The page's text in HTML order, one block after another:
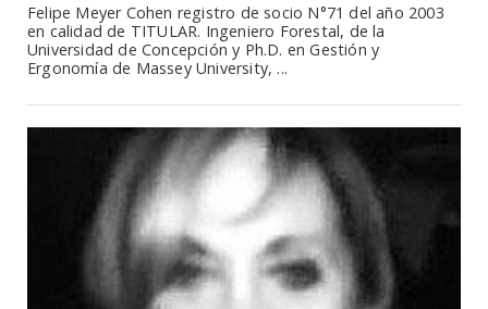
Felipe Meyer Cohen registro de socio N°71 del año 2003
en calidad de TITULAR. Ingeniero Forestal, de la
Universidad de Concepción y Ph.D. en Gestión y
Ergonomía de Massey University, ...